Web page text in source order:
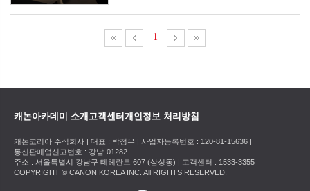
1
캐논아카데미 소개 고객센터 개인정보 처리방침
캐논코리아 주식회사 | 대표 : 박정우 | 사업자등록번호 : 120-81-15636 |
통신판매업신고번호 : 강남-01282
주소 : 서울특별시 강남구 테헤란로 607 (삼성동) | 고객센터 : 1533-3355
COPYRIGHT © CANON KOREA INC. All RIGHTS RESERVED.